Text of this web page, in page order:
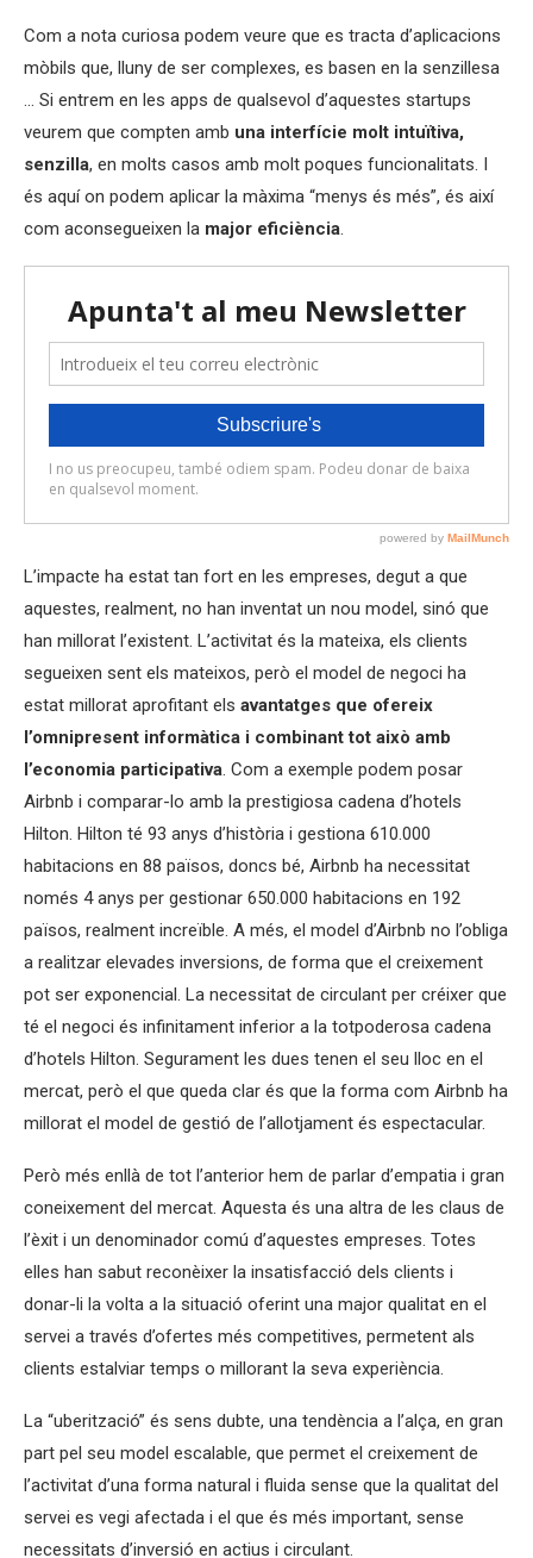
Com a nota curiosa podem veure que es tracta d’aplicacions
mòbils que, lluny de ser complexes, es basen en la senzillesa
… Si entrem en les apps de qualsevol d’aquestes startups
veurem que compten amb una interfície molt intuïtiva,
senzilla, en molts casos amb molt poques funcionalitats. I
és aquí on podem aplicar la màxima “menys és més”, és així
com aconsegueixen la major eficiència.
L’impacte ha estat tan fort en les empreses, degut a que
aquestes, realment, no han inventat un nou model, sinó que
han millorat l’existent. L’activitat és la mateixa, els clients
segueixen sent els mateixos, però el model de negoci ha
estat millorat aprofitant els avantatges que ofereix
l’omnipresent informàtica i combinant tot això amb
l’economia participativa. Com a exemple podem posar
Airbnb i comparar-lo amb la prestigiosa cadena d’hotels
Hilton. Hilton té 93 anys d’història i gestiona 610.000
habitacions en 88 països, doncs bé, Airbnb ha necessitat
només 4 anys per gestionar 650.000 habitacions en 192
països, realment increïble. A més, el model d’Airbnb no l’obliga
a realitzar elevades inversions, de forma que el creixement
pot ser exponencial. La necessitat de circulant per créixer que
té el negoci és infinitament inferior a la totpoderosa cadena
d’hotels Hilton. Segurament les dues tenen el seu lloc en el
mercat, però el que queda clar és que la forma com Airbnb ha
millorat el model de gestió de l’allotjament és espectacular.
Però més enllà de tot l’anterior hem de parlar d’empatia i gran
coneixement del mercat. Aquesta és una altra de les claus de
l’èxit i un denominador comú d’aquestes empreses. Totes
elles han sabut reconèixer la insatisfacció dels clients i
donar-li la volta a la situació oferint una major qualitat en el
servei a través d’ofertes més competitives, permetent als
clients estalviar temps o millorant la seva experiència.
La “uberització” és sens dubte, una tendència a l’alça, en gran
part pel seu model escalable, que permet el creixement de
l’activitat d’una forma natural i fluida sense que la qualitat del
servei es vegi afectada i el que és més important, sense
necessitats d’inversió en actius i circulant.